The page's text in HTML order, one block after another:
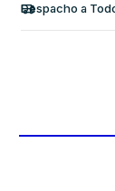
Despacho a